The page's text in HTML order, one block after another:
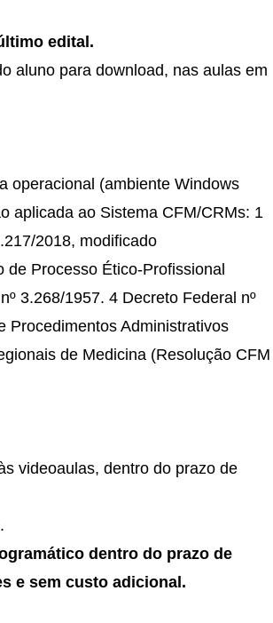
edital.
aluno para download, nas aulas em
operacional (ambiente Windows
aplicada ao Sistema CFM/CRMs: 1
2018, modificado
Processo Ético-Profissional
3.268/1957. 4 Decreto Federal nº
Procedimentos Administrativos
de Medicina (Resolução CFM
videoaulas, dentro do prazo de
dentro do prazo de
e sem custo adicional.